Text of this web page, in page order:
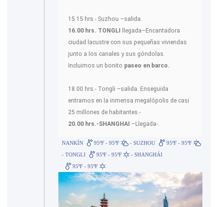
15.15 hrs.- Suzhou –salida.
16.00 hrs. TONGLI
llegada–Encantadora
ciudad lacustre con sus pequeñas viviendas
junto a los canales y sus góndolas.
Incluimos un bonito paseo en barco.
18.00 hrs.- Tongli –salida. Enseguida
entramos en la inmensa megalópolis de casi
25 millones de habitantes.-
20.00 hrs.-SHANGHAI –Llegada-.
NANKÍN 95ºF - 95ºF - SUZHOU
95ºF - 95ºF
- TONGLI
95ºF - 95ºF
- SHANGHÁI
95ºF - 95ºF